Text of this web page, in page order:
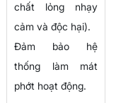
chất lỏng nhạy
cảm và độc hại).
Đảm bảo hệ
thống làm mát
phớt hoạt động.